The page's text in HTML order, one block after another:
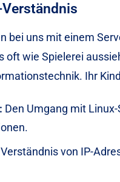
bei uns mit einem
oft wie Spielerei
Ihr
Den Umgang mit
von IP-